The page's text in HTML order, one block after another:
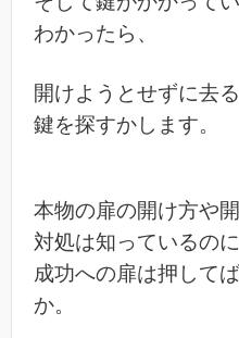
わかったら、
開けようとせずに去
鍵を探すかします。
本物の扉の開け方や
対処は知っているのに
成功への扉は押して
か。